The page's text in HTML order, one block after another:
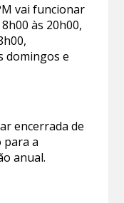
vai funcionar
às 20h00,
domingos e
encerrada de
para a
anual.